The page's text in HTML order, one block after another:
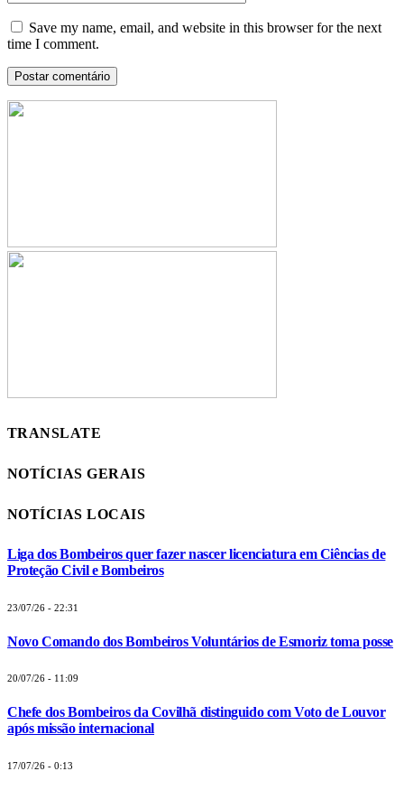
Save my name, email, and website in this browser for the next
time I comment.
TRANSLATE
NOTÍCIAS GERAIS
NOTÍCIAS LOCAIS
Liga dos Bombeiros quer fazer nascer licenciatura em Ciências de
Proteção Civil e Bombeiros
23/07/26 - 22:31
Novo Comando dos Bombeiros Voluntários de Esmoriz toma posse
20/07/26 - 11:09
Chefe dos Bombeiros da Covilhã distinguido com Voto de Louvor
após missão internacional
17/07/26 - 0:13